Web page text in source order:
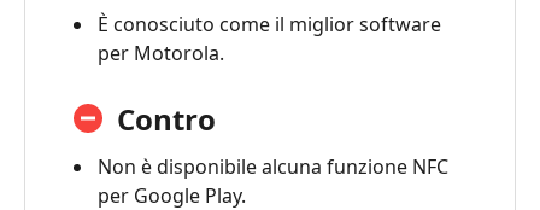
È conosciuto come il miglior software
per Motorola.
Contro
Non è disponibile alcuna funzione NFC
per Google Play.